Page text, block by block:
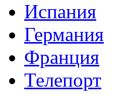
Испания
Германия
Франция
Телепорт